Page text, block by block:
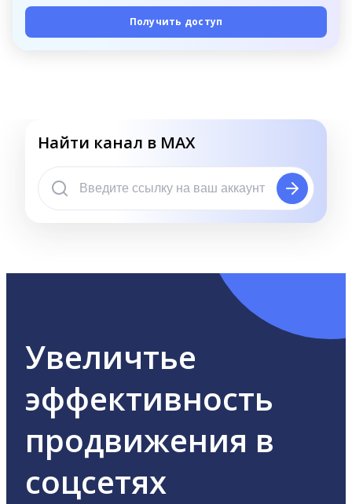
Получить доступ
Найти канал в MAX
Увеличтье
эффективность
продвижения в
соцсетях